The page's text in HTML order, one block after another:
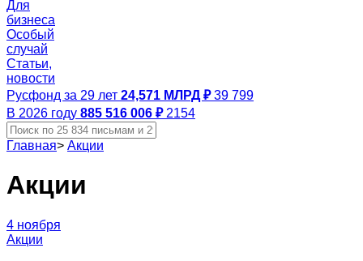
Для
бизнеса
Особый
случай
Статьи,
новости
Русфонд за 29 лет 24,571 МЛРД ₽ 39 799
В 2026 году 885 516 006 ₽ 2154
Главная> Акции
Акции
4 ноября
Акции